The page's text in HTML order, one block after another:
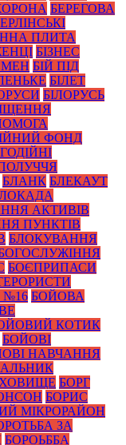
БЕРЕГОВА
ПЛИТА
БІЗНЕС
БІЙ ПІД
БІЛЕТ
БІЛОРУСЬ
ФОНД
БЛАНК БЛЕКАУТ
АКТИВІВ
ПУНКТІВ
БЛОКУВАННЯ
БОЄПРИПАСИ
БОЙОВА
КОТИК
БОЙОВІ
НАВЧАННЯ
БОРГ
БОРИС
МІКРОРАЙОН
ЗА
БОРОЬББА